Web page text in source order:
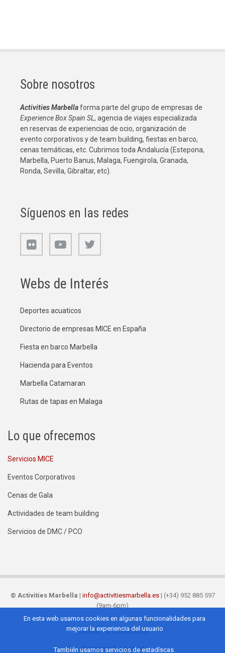
Sobre nosotros
Activities Marbellaforma parte del grupo de empresas de
Experience Box Spain SL, agencia de viajes especializada
en reservas de experiencias de ocio, organización de
evento corporativos y de team building, fiestas en barco,
cenas temáticas, etc. Cubrimos toda Andalucía (Estepona,
Marbella, Puerto Banus, Malaga, Fuengirola, Granada,
Ronda, Sevilla, Gibraltar, etc).
Síguenos en las redes
Webs de Interés
Deportes acuaticos
Directorio de empresas MICE en España
Fiesta en barco Marbella
Hacienda para Eventos
Marbella Catamaran
Rutas de tapas en Malaga
Lo que ofrecemos
Servicios MICE
Eventos Corporativos
Cenas de Gala
Actividades de team building
Servicios de DMC / PCO
© Activities Marbella | info@activitiesmarbella.es| (+34) 952 885 597
(9am-6pm)
Términos & Condiciones
Preguntas Frecuentes
En esta web usamos cookies en algunas funcionalidades para
mejorar la experiencia del usuario
También usamos servicios de estadíscas.